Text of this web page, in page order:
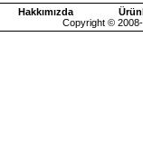
Hakkımızda
Copyright ©